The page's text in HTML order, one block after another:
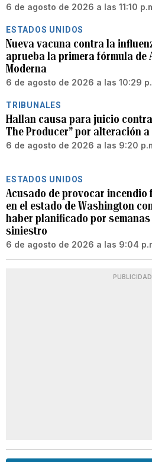
6 de agosto de 2026 a las 11:10
ESTADOS UNIDOS
Nueva vacuna contra la
aprueba la primera fórmula de
Moderna
6 de agosto de 2026 a las 10:29
TRIBUNALES
Hallan causa para juicio
The Producer” por alteración a
6 de agosto de 2026 a las 9:20
ESTADOS UNIDOS
Acusado de provocar incendio
en el estado de Washington
haber planificado por semanas
siniestro
6 de agosto de 2026 a las 9:04
PUBLICIDAD